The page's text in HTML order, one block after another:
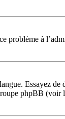
problème à
Essayez de
phpBB (voir